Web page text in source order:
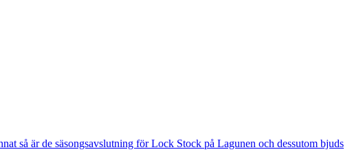
så är de säsongsavslutning för Lock Stock på Lagunen och dessutom bjuds